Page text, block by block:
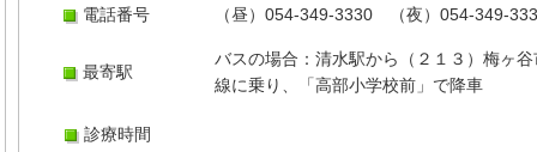
電話番号 （昼）054-349-3330 （夜）054-349-
最寄駅
バスの場合：清水駅から（２１３）梅ヶ
線に乗り、「高部小学校前」で降車
診療時間